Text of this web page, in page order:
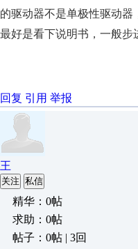
的驱动器不是单极性驱动
最好是看下说明书，一般
回复 引用 举报
王
关注 私信
精华：0帖
求助：0帖
帖子：0帖 | 3回